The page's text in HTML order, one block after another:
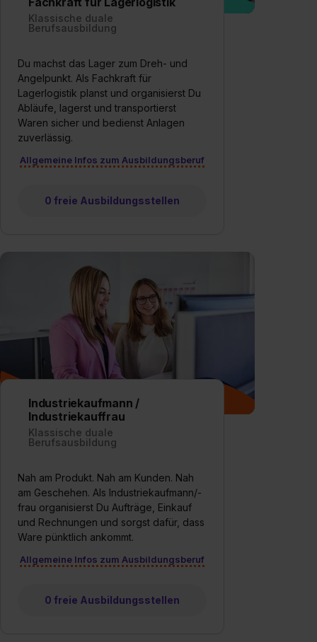
Klassische duale
Berufsausbildung
Du machst das Lager zum Dreh- und
Angelpunkt. Als Fachkraft für
Lagerlogistik planst und organisierst Du
Abläufe, lagerst und transportierst
Waren sicher und bedienst Anlagen
zuverlässig.
Allgemeine Infos zum Ausbildungsberuf
0 freie Ausbildungsstellen
Industriekaufmann /
Industriekauffrau
Klassische duale
Berufsausbildung
Nah am Produkt. Nah am Kunden. Nah
am Geschehen. Als Industriekaufmann/-
frau organisierst Du Aufträge, Einkauf
und Rechnungen und sorgst dafür, dass
Ware pünktlich ankommt.
Allgemeine Infos zum Ausbildungsberuf
0 freie Ausbildungsstellen